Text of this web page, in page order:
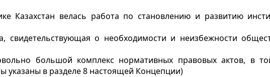
Казахстан велась работа по становлению и развитию
о необходимости и неизбежности
большой комплекс нормативных правовых актов, в
указаны в разделе 8 настоящей Концепции)